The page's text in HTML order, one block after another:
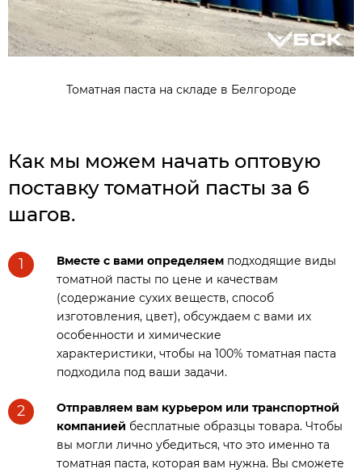
Томатная паста на складе в Белгороде
Как мы можем начать оптовую
поставку томатной пасты за 6
шагов.
1 Вместе с вами определяем подходящие виды
томатной пасты по цене и качествам
(содержание сухих веществ, способ
изготовления, цвет), обсуждаем с вами их
особенности и химические
характеристики, чтобы на 100% томатная паста
подходила под ваши задачи.
2
Отправляем вам курьером или транспортной
компанией бесплатные образцы товара. Чтобы
вы могли лично убедиться, что это именно та
томатная паста, которая вам нужна. Вы сможете